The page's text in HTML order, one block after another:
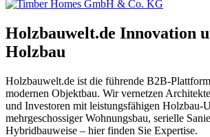
Holzbauwelt.de Innovation
Holzbau
Holzbauwelt.de ist die führende B2B-
modernen Objektbau. Wir vernetzen
und Investoren mit leistungsfähigen Holzbau-
mehrgeschossiger Wohnungsbau, serielle
Hybridbauweise – hier finden Sie Expertise.